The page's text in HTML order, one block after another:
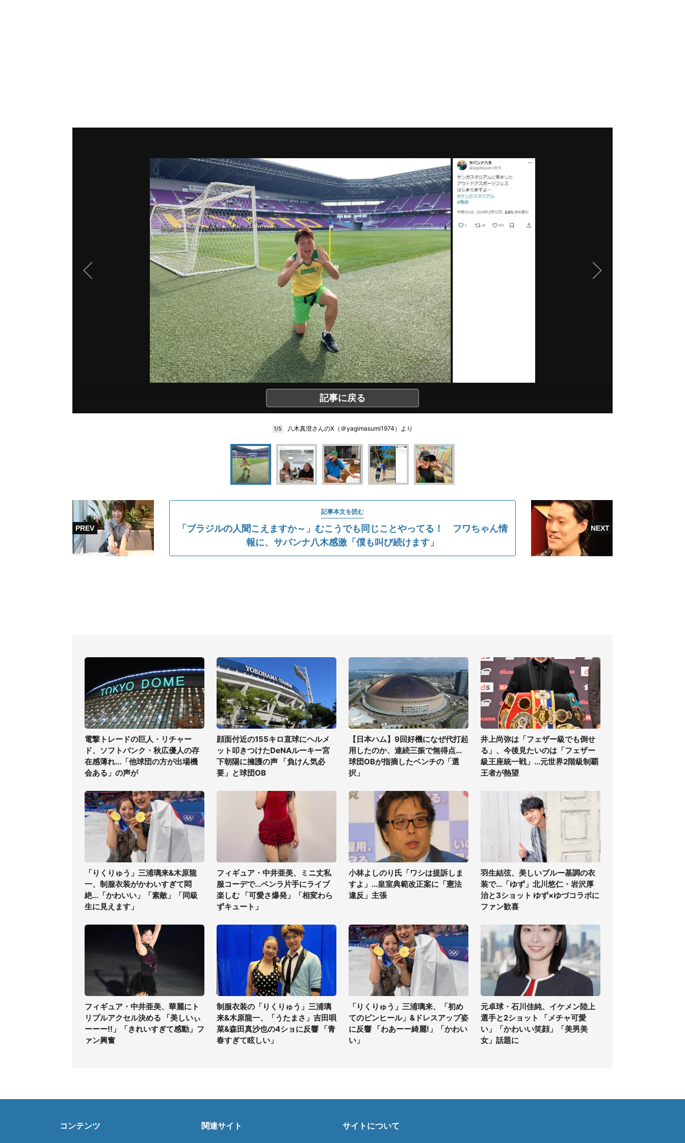
記事に戻る
1/5 八木真澄さんのX（＠yagimasumi1974）より
記事本文を読む
「ブラジルの人聞こえますか～」むこうでも同じことやってる！ フワちゃん情
報に、サバンナ八木感激「僕も叫び続けます」
電撃トレードの巨人・リチャー
ド、ソフトバンク・秋広優人の存
在感薄れ...「他球団の方が出場機
会ある」の声が
顔面付近の155キロ直球にヘルメ
ット叩きつけたDeNAルーキー宮
下朝陽に擁護の声 「負けん気必
要」と球団OB
【日本ハム】9回好機になぜ代打起
用したのか、連続三振で無得点...
球団OBが指摘したベンチの「選
択」
井上尚弥は「フェザー級でも倒せ
る」、今後見たいのは「フェザー
級王座統一戦」...元世界2階級制覇
王者が熱望
「りくりゅう」三浦璃来&木原龍
一、制服衣装がかわいすぎて悶
絶...「かわいい」「素敵」「同級
生に見えます」
フィギュア・中井亜美、ミニ丈私
服コーデで...ペンラ片手にライブ
楽しむ 「可愛さ爆発」「相変わら
ずキュート」
小林よしのり氏「ワシは提訴しま
すよ」...皇室典範改正案に「憲法
違反」主張
羽生結弦、美しいブルー基調の衣
装で...「ゆず」北川悠仁・岩沢厚
治と3ショット ゆず×ゆづコラボに
ファン歓喜
フィギュア・中井亜美、華麗にト
リプルアクセル決める 「美しいぃ
ーーー!!」「きれいすぎて感動」フ
ァン興奮
制服衣装の「りくりゅう」三浦璃
来&木原龍一、「うたまさ」吉田唄
菜&森田真沙也の4ショに反響 「青
春すぎて眩しい」
「りくりゅう」三浦璃来、「初め
てのピンヒール」&ドレスアップ姿
に反響 「わあーー綺麗!」「かわい
い」
元卓球・石川佳純、イケメン陸上
選手と2ショット 「メチャ可愛
い」「かわいい笑顔」「美男美
女」話題に
コンテンツ 関連サイト サイトについて